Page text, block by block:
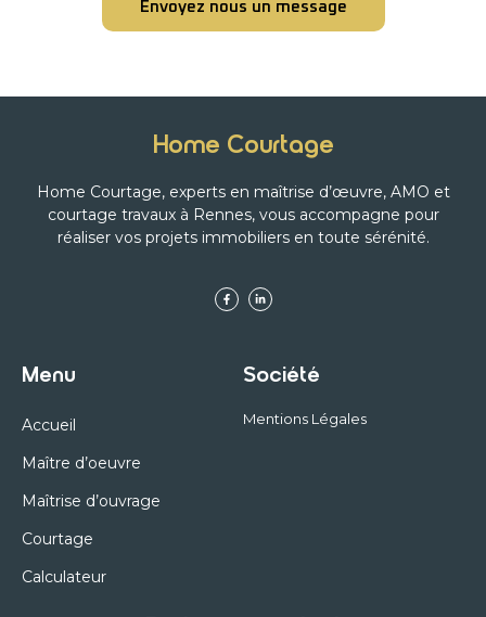
Envoyez nous un message
Home Courtage
Home Courtage, experts en maîtrise d’œuvre, AMO et
courtage travaux à Rennes, vous accompagne pour
réaliser vos projets immobiliers en toute sérénité.
Menu
Accueil
Maître d’oeuvre
Maîtrise d’ouvrage
Courtage
Calculateur
Société
Mentions Légales